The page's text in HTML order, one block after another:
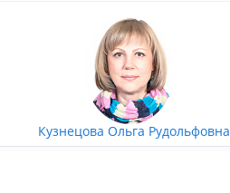
Кузнецова Ольга Рудольфовна